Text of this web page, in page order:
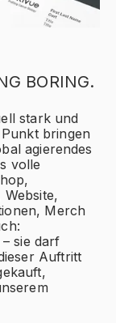
BORING.
stark und
bringen
agierendes
volle
Merch
sie darf
Auftritt